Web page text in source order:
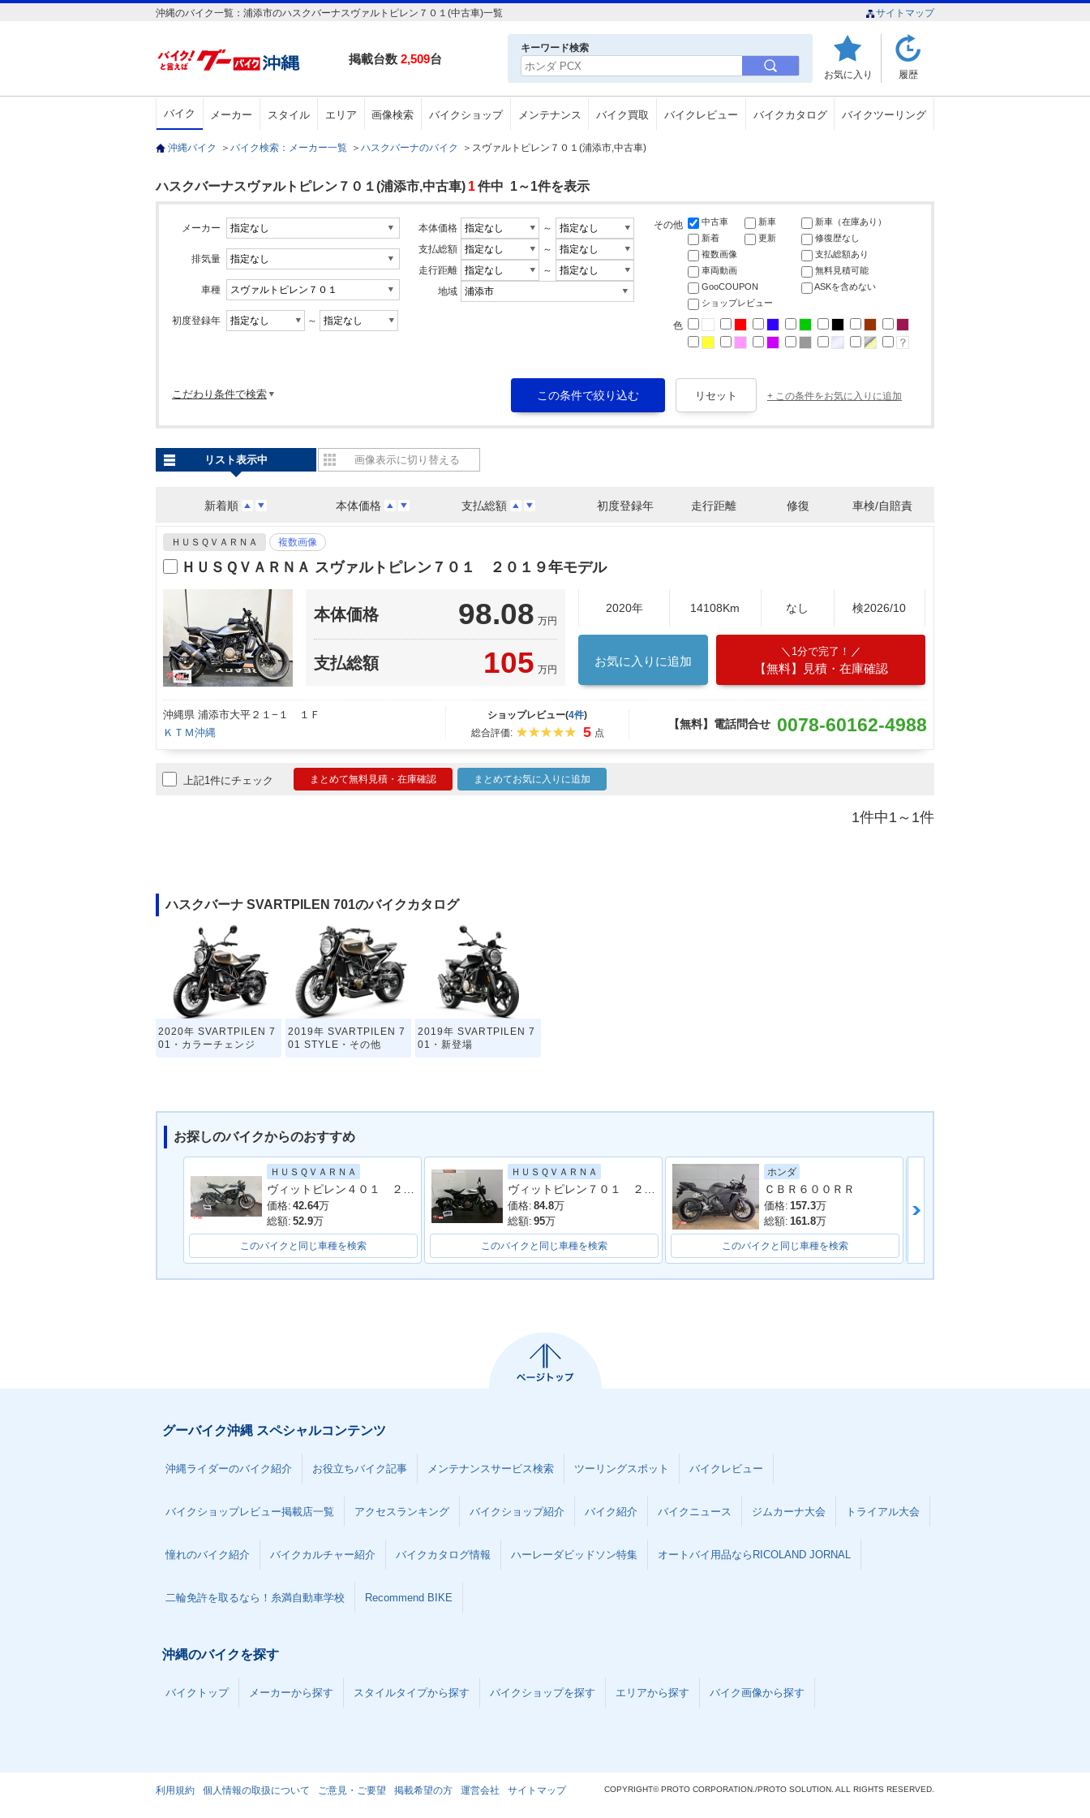
沖縄のバイク一覧：浦添市のハスクバーナスヴァルトピレン７０１(中古車)一覧 サイトマップ
掲載台数 2,509台
キーワード検索
お気に入り 履歴
バイク メーカー スタイル エリア 画像検索 バイクショップ メンテナンス バイク買取 バイクレビュー バイクカタログ バイクツーリング
沖縄バイク ＞ バイク検索：メーカー一覧 ＞ ハスクバーナのバイク ＞ スヴァルトピレン７０１(浦添市,中古車)
ハスクバーナスヴァルトピレン７０１(浦添市,中古車) 1件中 1～1件を表示
メーカー
排気量
車種
初度登録年 ～
本体価格
～
支払総額
～
走行距離
～
地域
その他 中古車 新車
新車（在庫あり）
新着
更新
修復歴なし
複数画像
支払総額あり
車両動画
無料見積可能
GooCOUPON
ASKを含めない
ショップレビュー
色
こだわり条件で検索 + この条件をお気に入りに追加
新着順 本体価格 支払総額 初度登録年 走行距離 修復 車検/自賠責
リスト表示中 画像表示に切り替える
ＨＵＳＱＶＡＲＮＡ 複数画像
ＨＵＳＱＶＡＲＮＡ スヴァルトピレン７０１ ２０１９年モデル
本体価格 98.08 万円
支払総額 105 万円
2020年 14108Km なし 検2026/10
お気に入りに追加
1分で完了！
【無料】見積・在庫確認
沖縄県 浦添市大平２１−１ １Ｆ
ＫＴＭ沖縄
ショップレビュー(4件)
総合評価:
5 点
【無料】電話問合せ 0078-60162-4988
上記1件にチェック まとめて無料見積・在庫確認 まとめてお気に入りに追加
1件中1～1件
ハスクバーナ SVARTPILEN 701のバイクカタログ
2020年 SVARTPILEN 7
01・カラーチェンジ
2019年 SVARTPILEN 7
01 STYLE・その他
2019年 SVARTPILEN 7
01・新登場
お探しのバイクからのおすすめ
ＨＵＳＱＶＡＲＮＡ
価格: 42.64万
総額: 52.9万
このバイクと同じ車種を検索
ＨＵＳＱＶＡＲＮＡ
価格: 84.8万
総額: 95万
このバイクと同じ車種を検索
ホンダ
ＣＢＲ６００ＲＲ
価格: 157.3万
総額: 161.8万
このバイクと同じ車種を検索
グーバイク沖縄 スペシャルコンテンツ
沖縄ライダーのバイク紹介 お役立ちバイク記事 メンテナンスサービス検索 ツーリングスポット バイクレビュー
バイクショップレビュー掲載店一覧 アクセスランキング バイクショップ紹介 バイク紹介 バイクニュース ジムカーナ大会 トライアル大会
憧れのバイク紹介 バイクカルチャー紹介 バイクカタログ情報 ハーレーダビッドソン特集 オートバイ用品ならRICOLAND JORNAL
二輪免許を取るなら！糸満自動車学校 Recommend BIKE
沖縄のバイクを探す
バイクトップ メーカーから探す スタイルタイプから探す バイクショップを探す エリアから探す バイク画像から探す
利用規約 個人情報の取扱について ご意見・ご要望 掲載希望の方 運営会社 サイトマップ COPYRIGHT© PROTO CORPORATION./PROTO SOLUTION. ALL RIGHTS RESERVED.